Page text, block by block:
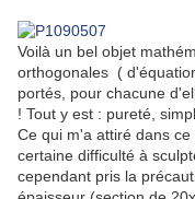
Voilà un bel objet
orthogonales (
portés, pour chacune
! Tout y est : pureté,
Ce qui m'a attiré dans
certaine difficulté à
cependant pris la